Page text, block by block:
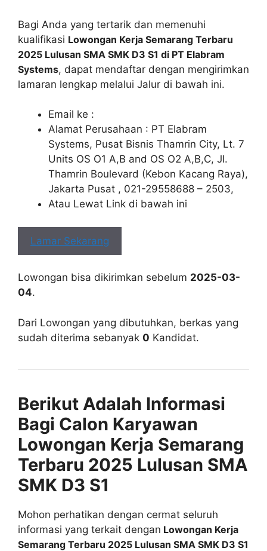
Bagi Anda yang tertarik dan memenuhi
kualifikasi Lowongan Kerja Semarang Terbaru
2025 Lulusan SMA SMK D3 S1 di PT Elabram
Systems, dapat mendaftar dengan mengirimkan
lamaran lengkap melalui Jalur di bawah ini.
Email ke :
Alamat Perusahaan : PT Elabram
Systems, Pusat Bisnis Thamrin City, Lt. 7
Units OS O1 A,B and OS O2 A,B,C, JI.
Thamrin Boulevard (Kebon Kacang Raya),
Jakarta Pusat , 021-29558688 – 2503,
Atau Lewat Link di bawah ini
Lamar Sekarang
Lowongan bisa dikirimkan sebelum 2025-03-
04.
Dari Lowongan yang dibutuhkan, berkas yang
sudah diterima sebanyak 0 Kandidat.
Berikut Adalah Informasi
Bagi Calon Karyawan
Lowongan Kerja Semarang
Terbaru 2025 Lulusan SMA
SMK D3 S1
Mohon perhatikan dengan cermat seluruh
informasi yang terkait dengan Lowongan Kerja
Semarang Terbaru 2025 Lulusan SMA SMK D3 S1